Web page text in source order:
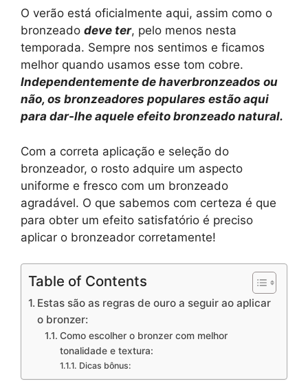
O verão está oficialmente aqui, assim como o
bronzeado deve ter, pelo menos nesta
temporada. Sempre nos sentimos e ficamos
melhor quando usamos esse tom cobre.
Independentemente de haverbronzeados ou
não, os bronzeadores populares estão aqui
para dar-lhe aquele efeito bronzeado natural.
Com a correta aplicação e seleção do
bronzeador, o rosto adquire um aspecto
uniforme e fresco com um bronzeado
agradável. O que sabemos com certeza é que
para obter um efeito satisfatório é preciso
aplicar o bronzeador corretamente!
Table of Contents
Estas são as regras de ouro a seguir ao aplicar
o bronzer:
Como escolher o bronzer com melhor
tonalidade e textura:
Dicas bônus: